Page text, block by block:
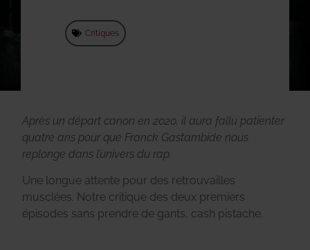
Critiques
Après un départ canon en 2020, il aura fallu patienter
quatre ans pour que Franck Gastambide nous
replonge dans l’univers du rap.
Une longue attente pour des retrouvailles
musclées. Notre critique des deux premiers
épisodes sans prendre de gants, cash pistache.